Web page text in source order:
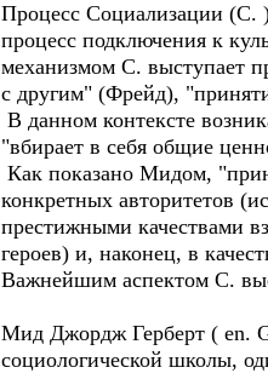
Процесс Социализации (С.
процесс подключения к
механизмом С. выступает
с другим" (Фрейд),
В данном контексте
"вбирает в себя общие
Как показано Мидом,
конкретных авторитетов
престижными качествами
героев) и, наконец, в
Важнейшим аспектом С.
Мид Джордж Герберт ( en.
социологической школы,